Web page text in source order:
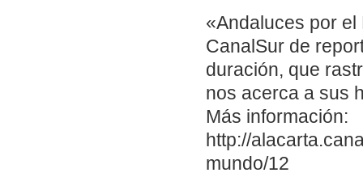
«Andaluces por
CanalSur de
duración, que
nos acerca a sus
Más información:
http://
mundo/12